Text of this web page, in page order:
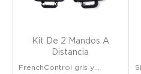
¡SOLO EN LÍNEA!
Promoción
Kit De 2 Mandos A
Distancia
FrenchControl gris y